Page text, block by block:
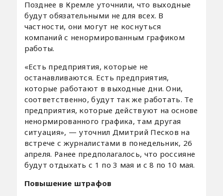
Позднее в Кремле уточнили, что выходные
будут обязательными не для всех. В
частности, они могут не коснуться
компаний с ненормированным графиком
работы.
«Есть предприятия, которые не
останавливаются. Есть предприятия,
которые работают в выходные дни. Они,
соответственно, будут так же работать. Те
предприятия, которые действуют на основе
ненормированного графика, там другая
ситуация», — уточнил Дмитрий Песков на
встрече с журналистами в понедельник, 26
апреля. Ранее предполагалось, что россияне
будут отдыхать с 1 по 3 мая и с 8 по 10 мая.
Повышение штрафов